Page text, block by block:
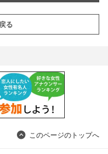
る
このページのトップへ